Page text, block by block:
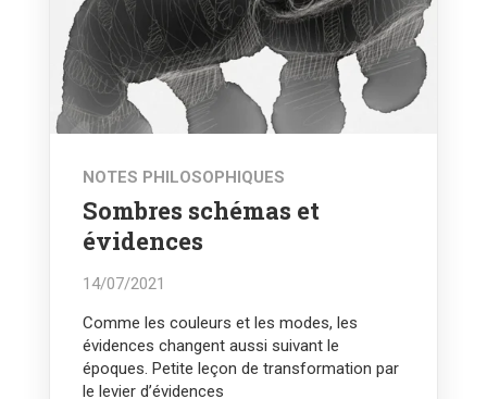
NOTES PHILOSOPHIQUES
Sombres schémas et
évidences
14/07/2021
Comme les couleurs et les modes, les
évidences changent aussi suivant le
époques. Petite leçon de transformation par
le levier d’évidences